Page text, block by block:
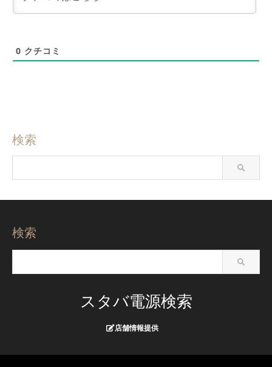
0 クチコミ
検索
検索
スタバ電源検索
店舗情報提供